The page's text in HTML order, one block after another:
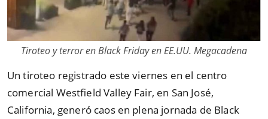
Tiroteo y terror en Black Friday en EE.UU. Megacadena
Un tiroteo registrado este viernes en el centro
comercial Westfield Valley Fair, en San José,
California, generó caos en plena jornada de Black